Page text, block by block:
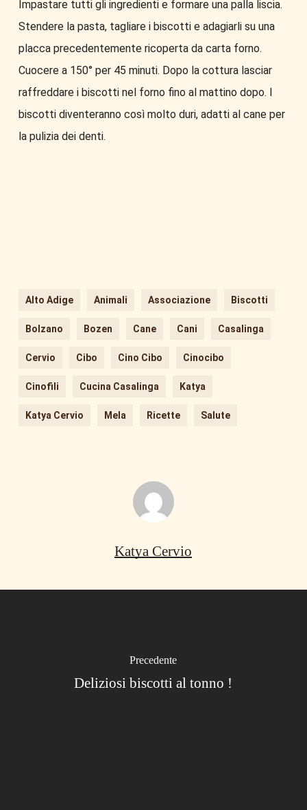
Impastare tutti gli ingredienti e formare una palla liscia.
Stendere la pasta, tagliare i biscotti e adagiarli su una
placca precedentemente ricoperta da carta forno.
Cuocere a 150° per 45 minuti. Dopo la cottura lasciar
raffreddare i biscotti nel forno fino al mattino dopo. I
biscotti diventeranno così molto duri, adatti al cane per
la pulizia dei denti.
Alto Adige Animali Associazione Biscotti
Bolzano Bozen Cane Cani Casalinga
Cervio Cibo Cino Cibo Cinocibo
Cinofili Cucina Casalinga Katya
Katya Cervio Mela Ricette Salute
Katya Cervio
Precedente
Deliziosi biscotti al tonno !